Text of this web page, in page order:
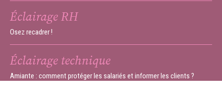
Éclairage RH
Osez recadrer !
Éclairage technique
Amiante : comment protéger les salariés et informer les clients ?